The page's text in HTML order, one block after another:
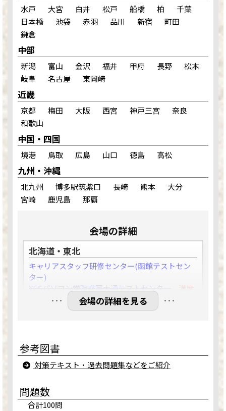
水戸 大宮 白井 松戸 船橋 柏
千葉
日本橋
池袋 赤羽 品川 新宿
町田
鎌倉
中部
新潟 富山 金沢 福井 甲府 長野
松本
岐阜
名古屋 東岡崎
近畿
京都 梅田 大阪 西宮 神戸三宮
奈良
和歌山
中国・四国
境港 鳥取 広島 山口 徳島 高松
九州・沖縄
北九州 博多駅筑紫口 長崎 熊本
大分
宮崎
鹿児島 那覇
会場の詳細
北海道・東北
キャリアスタッフ研修センター(函館テストセン
ター)
YESパソコン学院盛岡大通テストセンター
満席
仙台一番町テストセンター
満席
ウェッブストーリー郡山テストセンター
関東
水戸駅前テストセンター
満席
大宮駅前テストセンター（川村建設第一ビル）
千葉ニュータウン CUBEパソコン教室
みのり台パソコン教室テストセンター
満席
… 会場の詳細を見る …
参考図書
対策テキスト・過去問題集などをご紹介
問題数
合計100問